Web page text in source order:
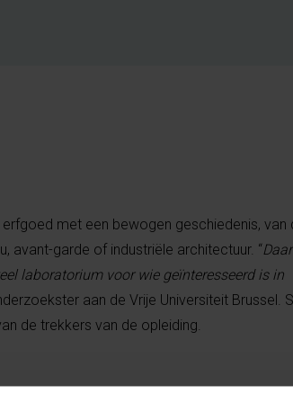
met een bewogen geschiedenis, van
avant-garde of industriële architectuur. “
laboratorium voor wie geïnteresseerd is in
aan de Vrije Universiteit Brussel.
de trekkers van de opleiding.